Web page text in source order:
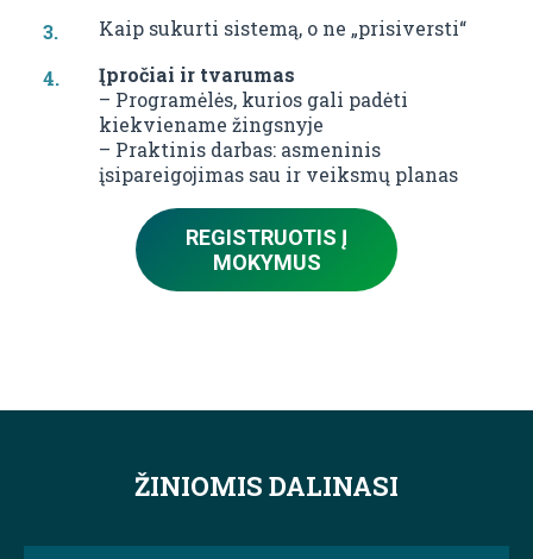
Kaip sukurti sistemą, o ne „prisiversti“
Įpročiai ir tvarumas
– Programėlės, kurios gali padėti
kiekviename žingsnyje
– Praktinis darbas: asmeninis
įsipareigojimas sau ir veiksmų planas
REGISTRUOTIS Į
MOKYMUS
ŽINIOMIS DALINASI